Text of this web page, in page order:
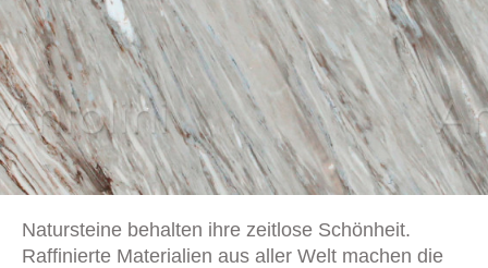
Natursteine behalten ihre zeitlose Schönheit.
Raffinierte Materialien aus aller Welt machen die